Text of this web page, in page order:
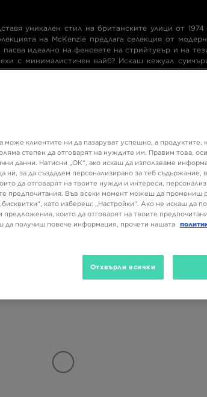
уникален стил на британските улици от 1974
на McKenzie предлага селекция от
идеално на феновете на стрийтуеър и на
с минималистичен вайб? Искаш кежуал
разгледай моделите на британската
станат част от твоята колекция? Разгледай и ще
Размер Цвят
може клиентите ни да пазаруват успешно, а продуктите,
степен да отговарят на нуждите им. Правим това,
данни. Натисни „ОК“, ако искаш да използваме
ни, за да създадем персонализирано за теб съдържание,
да отговарят на твоите нужди и интереси,
предпочитания. Във всеки момент можеш да промениш
като избереш: „Настройки“. Ако не искаш да
предложения, които да отговарят на твоите
да получиш повече информация, прочети нашата
Отхвърли всички